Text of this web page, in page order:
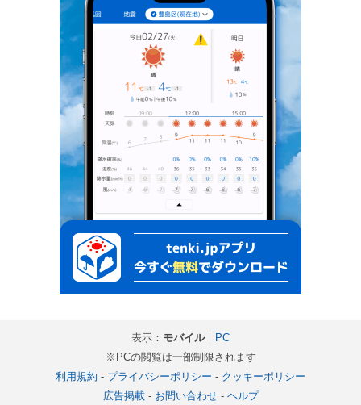
表示： モバイル｜ PC
※PCの閲覧は一部制限されます
利用規約 - プライバシーポリシー - クッキーポリシー
広告掲載- お問い合わせ- ヘルプ